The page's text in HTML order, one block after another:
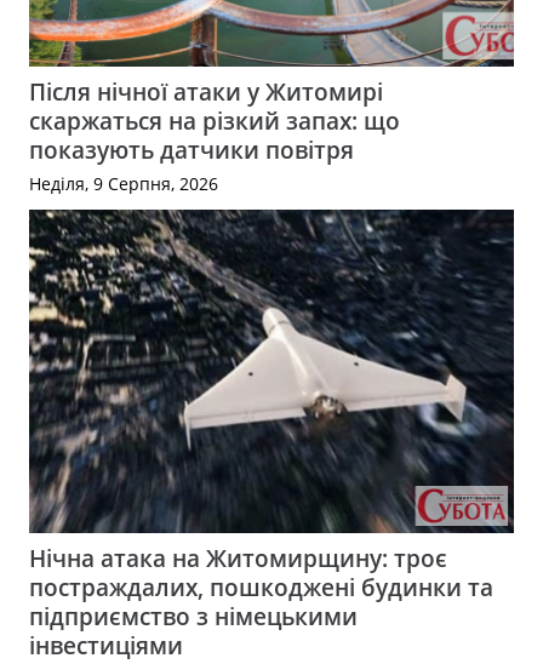
Після нічної атаки у Житомирі
скаржаться на різкий запах: що
показують датчики повітря
Неділя, 9 Серпня, 2026
Нічна атака на Житомирщину: троє
постраждалих, пошкоджені будинки та
підприємство з німецькими
інвестиціями